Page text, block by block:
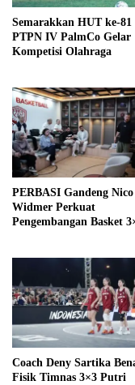
Semarakkan HUT ke-81
PTPN IV PalmCo Gelar
Kompetisi Olahraga
PERBASI Gandeng Nico
Widmer Perkuat
Pengembangan Basket
Coach Deny Sartika
Fisik Timnas 3×3 Putri